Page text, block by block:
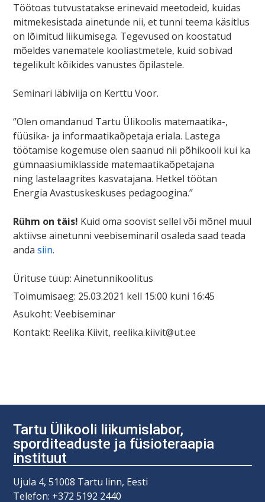
Töötoas tutvustatakse erinevaid meetodeid, kuidas
mitmekesistada ainetunde nii, et tunni teema käsitlus
on lõimitud liikumisega. Tegevused on koostatud
mõeldes vanematele kooliastmetele, kuid sobivad
tegelikult kõikides vanustes õpilastele.
Seminari läbiviija on Kerttu Voor.
‘’Olenomandanud Tartu Ülikoolis matemaatika-,
füüsika- ja informaatikaõpetaja eriala. Lastega
töötamise kogemuse olen saanud nii põhikooli kui ka
gümnaasiumiklasside matemaatikaõpetajana
ning lastelaagrites kasvatajana. Hetkel töötan
Energia Avastuskeskuses pedagoogina.’’
Rühm on täis! Kuid oma soovist sellel või mõnel muul
aktiivse ainetunni veebiseminaril osaleda saad teada
andasiin.
Ürituse tüüp: Ainetunnikoolitus
Toimumisaeg: 25.03.2021 kell 15:00 kuni 16:45
Asukoht: Veebiseminar
Kontakt: Reelika Kiivit, reelika.kiivit@ut.ee
Tartu Ülikooli liikumislabor,
sporditeaduste ja füsioteraapia
instituut
Ujula 4, 51008 Tartu linn, Eesti
Telefon: +372 5192 2440